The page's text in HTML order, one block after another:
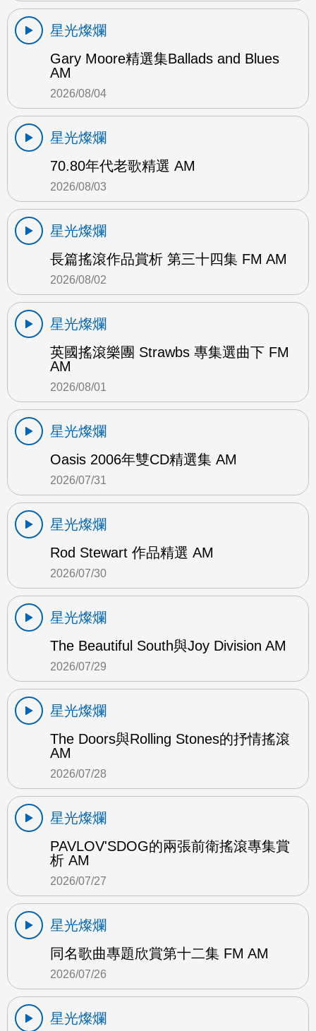
星光燦爛
Gary Moore精選集Ballads and Blues
AM
2026/08/04
星光燦爛
70.80年代老歌精選 AM
2026/08/03
星光燦爛
長篇搖滾作品賞析 第三十四集 FM AM
2026/08/02
星光燦爛
英國搖滾樂團 Strawbs 專集選曲下 FM
AM
2026/08/01
星光燦爛
Oasis 2006年雙CD精選集 AM
2026/07/31
星光燦爛
Rod Stewart 作品精選 AM
2026/07/30
星光燦爛
The Beautiful South與Joy Division AM
2026/07/29
星光燦爛
The Doors與Rolling Stones的抒情搖滾
AM
2026/07/28
星光燦爛
PAVLOV'SDOG的兩張前衛搖滾專集賞
析 AM
2026/07/27
星光燦爛
同名歌曲專題欣賞第十二集 FM AM
2026/07/26
星光燦爛